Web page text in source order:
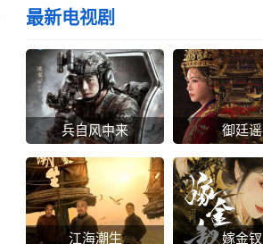
最新电视剧
兵自风中来 御廷谣
江海潮生 嫁金钗